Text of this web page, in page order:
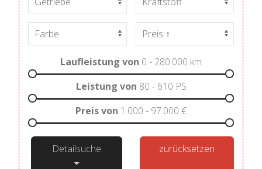
Laufleistung von 0 - 280.000 km
Leistung von 80 - 610 PS
Preis von 1.000 - 97.000 €
Detailsuche zurücksetzen